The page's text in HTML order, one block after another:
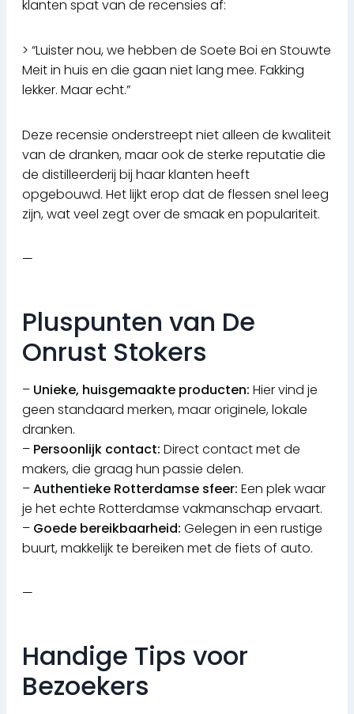
klanten spat van de recensies af:
> “Luister nou, we hebben de Soete Boi en Stouwte
Meit in huis en die gaan niet lang mee. Fakking
lekker. Maar echt.”
Deze recensie onderstreept niet alleen de kwaliteit
van de dranken, maar ook de sterke reputatie die
de distilleerderij bij haar klanten heeft
opgebouwd. Het lijkt erop dat de flessen snel leeg
zijn, wat veel zegt over de smaak en populariteit.
—
Pluspunten van De
Onrust Stokers
– Unieke, huisgemaakte producten: Hier vind je
geen standaard merken, maar originele, lokale
dranken.
– Persoonlijk contact: Direct contact met de
makers, die graag hun passie delen.
–Authentieke Rotterdamse sfeer: Een plek waar
je het echte Rotterdamse vakmanschap ervaart.
– Goede bereikbaarheid: Gelegen in een rustige
buurt, makkelijk te bereiken met de fiets of auto.
—
Handige Tips voor
Bezoekers